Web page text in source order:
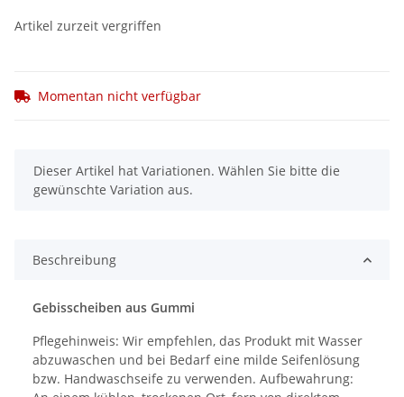
Artikel zurzeit vergriffen
Momentan nicht verfügbar
x
Dieser Artikel hat Variationen. Wählen Sie bitte die
gewünschte Variation aus.
Beschreibung
Gebisscheiben aus Gummi
Pflegehinweis: Wir empfehlen, das Produkt mit Wasser
abzuwaschen und bei Bedarf eine milde Seifenlösung
bzw. Handwaschseife zu verwenden. Aufbewahrung: